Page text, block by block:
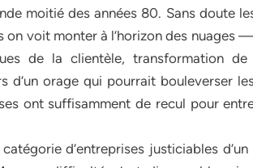
moitié des années 80. Sans doute
on voit monter à l’horizon des
de la clientèle, transformation
d’un orage qui pourrait bouleverser
ont suffisamment de recul pour
d’entreprises justiciables